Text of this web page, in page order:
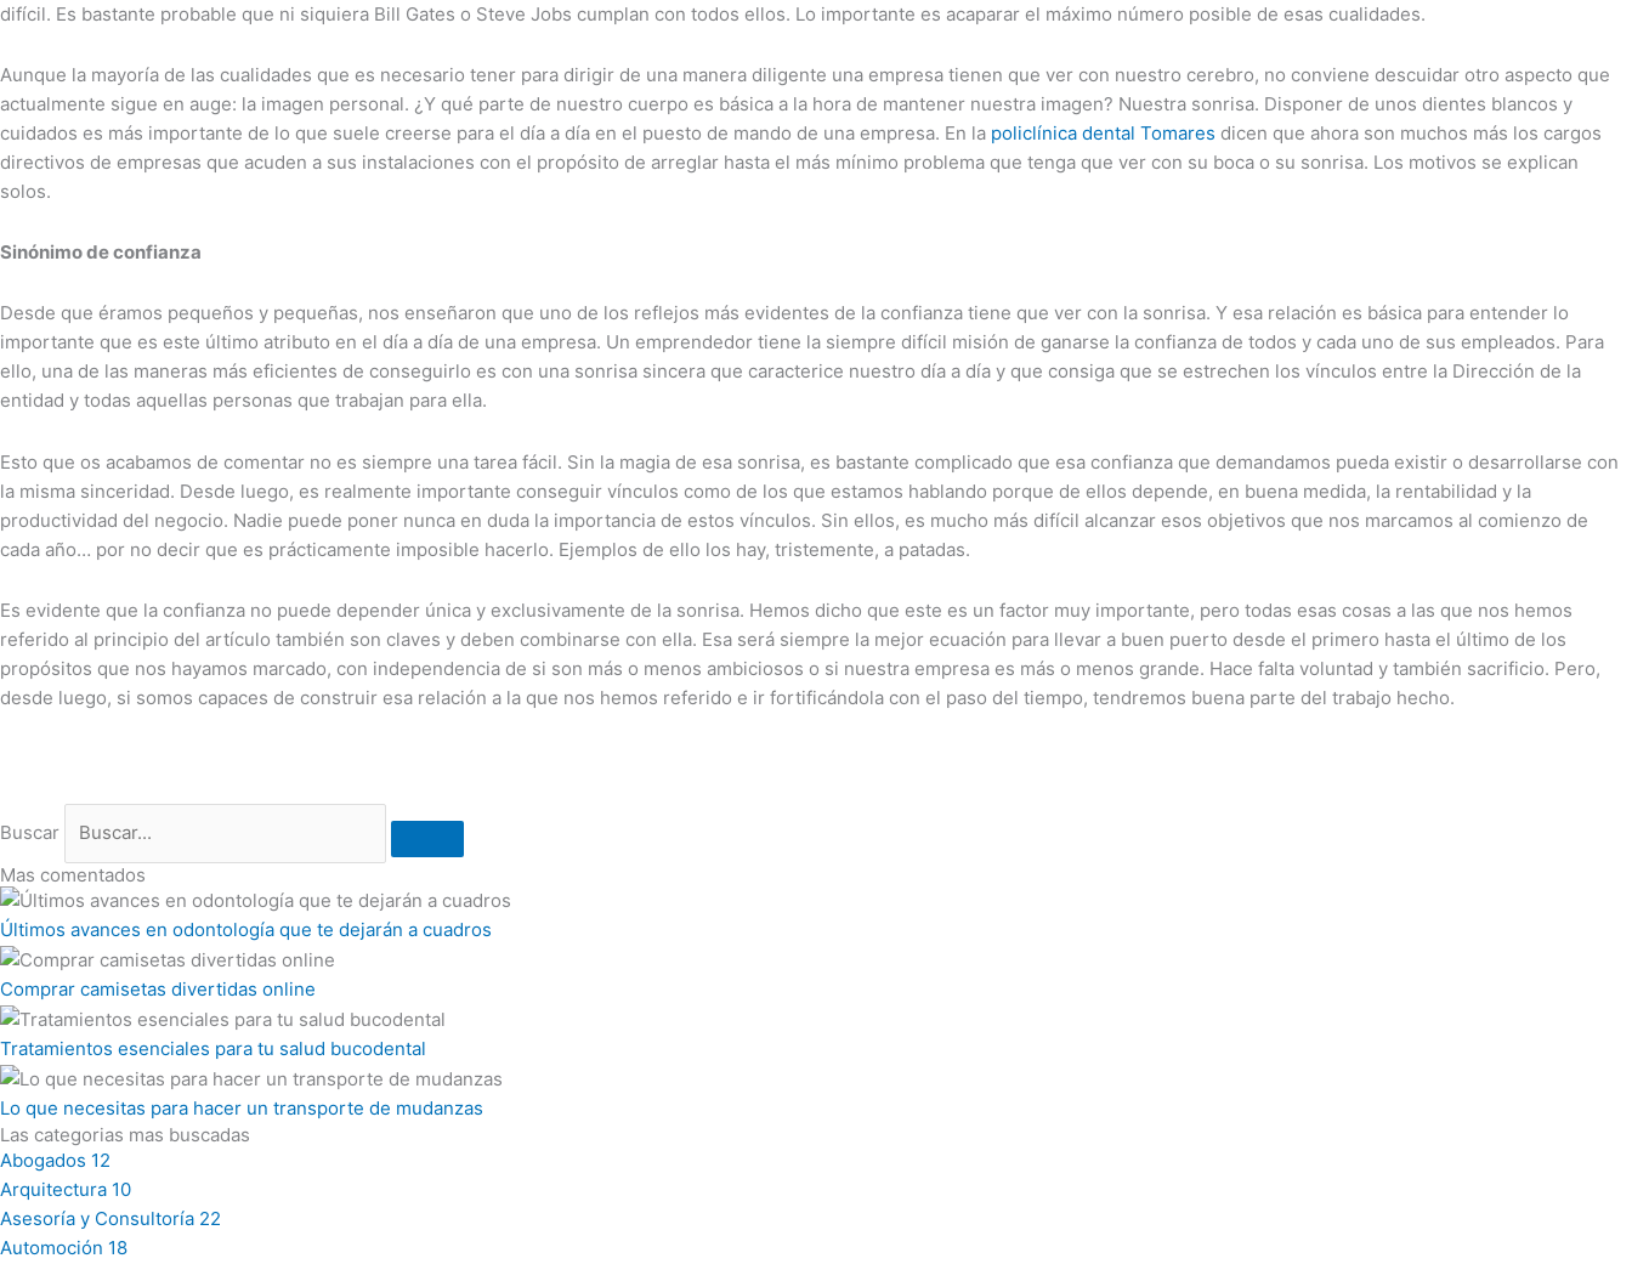
difícil. Es bastante probable que ni siquiera Bill Gates o Steve Jobs cumplan con todos ellos. Lo importante es acaparar el máximo número posible de esas cualidades.
Aunque la mayoría de las cualidades que es necesario tener para dirigir de una manera diligente una empresa tienen que ver con nuestro cerebro, no conviene descuidar otro aspecto que
actualmente sigue en auge: la imagen personal. ¿Y qué parte de nuestro cuerpo es básica a la hora de mantener nuestra imagen? Nuestra sonrisa. Disponer de unos dientes blancos y
cuidados es más importante de lo que suele creerse para el día a día en el puesto de mando de una empresa. En la policlínica dental Tomares dicen que ahora son muchos más los cargos
directivos de empresas que acuden a sus instalaciones con el propósito de arreglar hasta el más mínimo problema que tenga que ver con su boca o su sonrisa. Los motivos se explican
solos.
Sinónimo de confianza
Desde que éramos pequeños y pequeñas, nos enseñaron que uno de los reflejos más evidentes de la confianza tiene que ver con la sonrisa. Y esa relación es básica para entender lo
importante que es este último atributo en el día a día de una empresa. Un emprendedor tiene la siempre difícil misión de ganarse la confianza de todos y cada uno de sus empleados. Para
ello, una de las maneras más eficientes de conseguirlo es con una sonrisa sincera que caracterice nuestro día a día y que consiga que se estrechen los vínculos entre la Dirección de la
entidad y todas aquellas personas que trabajan para ella.
Esto que os acabamos de comentar no es siempre una tarea fácil. Sin la magia de esa sonrisa, es bastante complicado que esa confianza que demandamos pueda existir o desarrollarse con
la misma sinceridad. Desde luego, es realmente importante conseguir vínculos como de los que estamos hablando porque de ellos depende, en buena medida, la rentabilidad y la
productividad del negocio. Nadie puede poner nunca en duda la importancia de estos vínculos. Sin ellos, es mucho más difícil alcanzar esos objetivos que nos marcamos al comienzo de
cada año… por no decir que es prácticamente imposible hacerlo. Ejemplos de ello los hay, tristemente, a patadas.
Es evidente que la confianza no puede depender única y exclusivamente de la sonrisa. Hemos dicho que este es un factor muy importante, pero todas esas cosas a las que nos hemos
referido al principio del artículo también son claves y deben combinarse con ella. Esa será siempre la mejor ecuación para llevar a buen puerto desde el primero hasta el último de los
propósitos que nos hayamos marcado, con independencia de si son más o menos ambiciosos o si nuestra empresa es más o menos grande. Hace falta voluntad y también sacrificio. Pero,
desde luego, si somos capaces de construir esa relación a la que nos hemos referido e ir fortificándola con el paso del tiempo, tendremos buena parte del trabajo hecho.
Buscar
Mas comentados
Últimos avances en odontología que te dejarán a cuadros
Comprar camisetas divertidas online
Tratamientos esenciales para tu salud bucodental
Lo que necesitas para hacer un transporte de mudanzas
Las categorias mas buscadas
Abogados 12
Arquitectura 10
Asesoría y Consultoría 22
Automoción 18